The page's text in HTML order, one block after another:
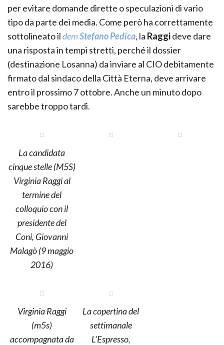
per evitare domande dirette o speculazioni di vario
tipo da parte dei media. Come però ha correttamente
sottolineato ildemStefano Pedica, la Raggideve dare
una risposta in tempi stretti, perché il dossier
(destinazione Losanna) da inviare al CIO debitamente
firmato dal sindaco della Città Eterna, deve arrivare
entro il prossimo 7 ottobre. Anche un minuto dopo
sarebbe troppo tardi.
La candidata
cinque stelle (M5S)
Virginia Raggi al
termine del
colloquio con il
presidente del
Coni, Giovanni
Malagò (9 maggio
2016)
Virginia Raggi
(m5s)
accompagnata da
La copertina del
settimanale
L’Espresso,